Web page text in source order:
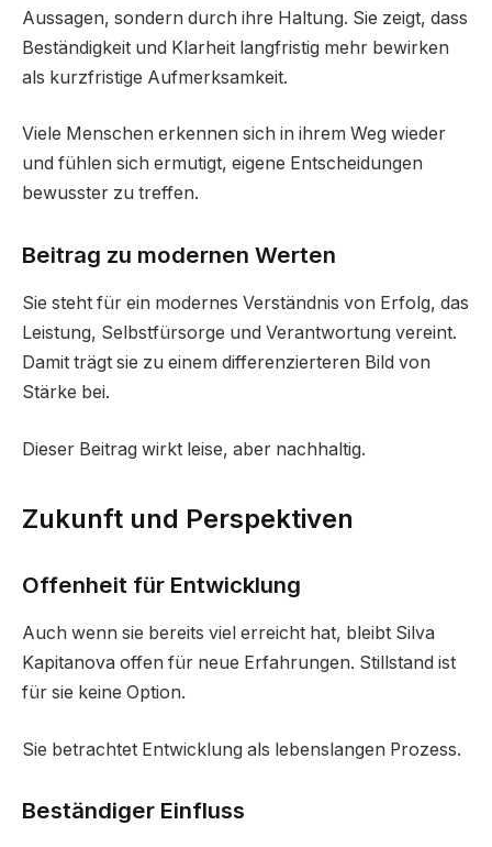
Aussagen, sondern durch ihre Haltung. Sie zeigt, dass
Beständigkeit und Klarheit langfristig mehr bewirken
als kurzfristige Aufmerksamkeit.
Viele Menschen erkennen sich in ihrem Weg wieder
und fühlen sich ermutigt, eigene Entscheidungen
bewusster zu treffen.
Beitrag zu modernen Werten
Sie steht für ein modernes Verständnis von Erfolg, das
Leistung, Selbstfürsorge und Verantwortung vereint.
Damit trägt sie zu einem differenzierteren Bild von
Stärke bei.
Dieser Beitrag wirkt leise, aber nachhaltig.
Zukunft und Perspektiven
Offenheit für Entwicklung
Auch wenn sie bereits viel erreicht hat, bleibt Silva
Kapitanova offen für neue Erfahrungen. Stillstand ist
für sie keine Option.
Sie betrachtet Entwicklung als lebenslangen Prozess.
Beständiger Einfluss